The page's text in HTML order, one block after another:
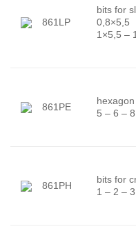
861LP
bits for
0,8×5,5
1×5,5 –
861PE
5 – 6 –
861PH
bits for
1 – 2 – 3